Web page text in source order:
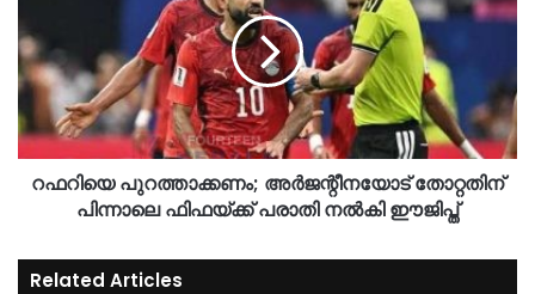
റഫറിയെ പുറത്താക്കണം; അർജന്റീനയോട് തോറ്റതിന്
പിന്നാലെ ഫിഫയ്ക്ക്‌ പരാതി നൽകി ഈജിപ്ത്
Related Articles